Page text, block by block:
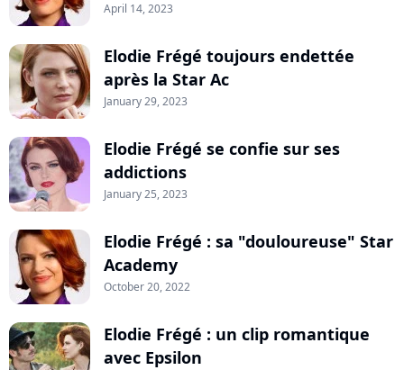
April 14, 2023
Elodie Frégé toujours endettée
après la Star Ac
January 29, 2023
Elodie Frégé se confie sur ses
addictions
January 25, 2023
Elodie Frégé : sa "douloureuse" Star
Academy
October 20, 2022
Elodie Frégé : un clip romantique
avec Epsilon